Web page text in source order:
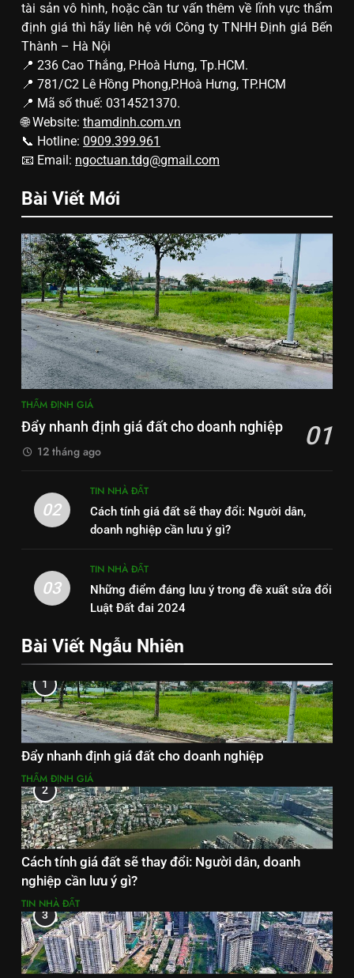
tài sản vô hình, hoặc cần tư vấn thêm về lĩnh vực thẩm
định giá thì hãy liên hệ với Công ty TNHH Định giá Bến
Thành – Hà Nội
📍 236 Cao Thắng, P.Hoà Hưng, Tp.HCM.
📍 781/C2 Lê Hồng Phong,P.Hoà Hưng, TP.HCM
📍 Mã số thuế: 0314521370.
🌐 Website: thamdinh.com.vn
📞 Hotline: 0909.399.961
📧 Email: ngoctuan.tdg@gmail.com
Bài Viết Mới
THẨM ĐỊNH GIÁ
Đẩy nhanh định giá đất cho doanh nghiệp 01
12 tháng ago
02
TIN NHÀ ĐẤT
Cách tính giá đất sẽ thay đổi: Người dân,
doanh nghiệp cần lưu ý gì?
03
TIN NHÀ ĐẤT
Những điểm đáng lưu ý trong đề xuất sửa đổi
Luật Đất đai 2024
Bài Viết Ngẫu Nhiên
1
Đẩy nhanh định giá đất cho doanh nghiệp
THẨM ĐỊNH GIÁ
2
Cách tính giá đất sẽ thay đổi: Người dân, doanh
nghiệp cần lưu ý gì?
TIN NHÀ ĐẤT
3